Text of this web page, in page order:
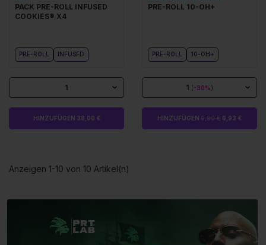
PACK PRE-ROLL INFUSED
COOKIES® X4
PRE-ROLL INFUSED
1
HINZUFÜGEN 38,00 €
PRE-ROLL 10-OH+
PRE-ROLL 10-OH+
1 (-30%)
HINZUFÜGEN 9,90 € 6,93 €
Anzeigen 1-10 von 10 Artikel(n)